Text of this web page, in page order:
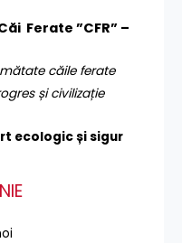
Ferate ”CFR” –
căile ferate
și civilizație
ecologic și sigur